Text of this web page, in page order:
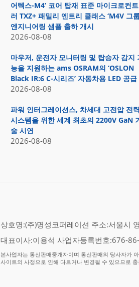
어텍스-M4’ 코어 탑재 표준 마이크로컨
러 TXZ+ 패밀리 엔트리 클래스 ‘M4V 그
엔지니어링 샘플 출하 개시
2026-08-08
마우저, 운전자 모니터링 및 탑승자 감지
능을 지원하는 ams OSRAM의 ‘OSLON
Black IR:6 C-시리즈’ 자동차용 LED 공급
2026-08-08
파워 인터그레이션스, 차세대 고전압 전력
시스템을 위한 세계 최초의 2200V GaN
술 시연
2026-08-08
상호명:(주)명성코퍼레이션 주소:서울시
대표이사:이용석 사업자등록번호:676-
본사업자는 통신판매중개자이며 통신판매의 당사자가
사이트의 사정으로 인해 다르거나 변경될 수 있으므로